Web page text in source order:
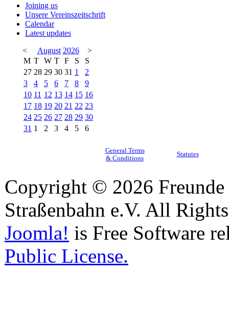
Joining us
Unsere Vereinszeitschrift
Calendar
Latest updates
<
August 2026
>
M T W T F S
S
27 28 29 30 31 1
2
3
4 5 6 7 8
9
10 11 12 13 14 15 16
17 18 19 20 21 22 23
24 25 26 27 28 29 30
31 1 2 3 4 5 6
General Terms
& Conditions
Statutes
Copyright © 2026
Straßenbahn e.V. All
Joomla! is Free Software
Public License.